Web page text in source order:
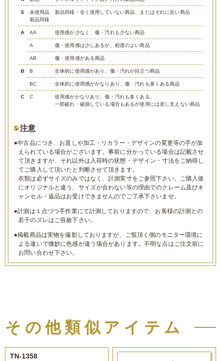
S
未使用品
新品同様
新品同様・全く使用していない商品、またはそれに近い商品
A AA 使用感が少なく、傷・汚れも少ない商品
A 傷・使用感は少しあるが、程度のよい商品
AB 傷・使用感がある商品
B B 全体的に使用感があり、傷・汚れが目立つ商品
BC 全体的に使用感がかなりあり、傷・汚れも多くある商品
C C
使用感がかなりあり、傷・汚れも多くある。
一部破れ・破損している場合もあるが使用には差し支えない商品
注意
●中古品につき、お直しや加工・リカラー・デザインの変更等の手が加
えられている場合がございます。事前に分かっている場合は記載させ
て頂きますが、それ以外は入荷時の状態・デザイン・寸法をご納得し
てご購入して頂いたと判断させて頂きます。
衣類は必ずサイズのみではなく、計測実寸をご参照下さい。ご購入後
にオリジナルと違う、サイズが合わない等の理由でのクレーム及びキ
ャンセル・返品はお受けできませんのでご了承下さいませ。
●計測は１点づつ手作業にて計測しておりますので、お客様の計測との
若干のズレはご容赦下さい。
●掲載商品は実物を撮影しておりますが、ご覧頂く側のモニター環境に
よる違いで微妙に色感が違う場合があります。不明な点はご注文前に
お問い合わせ下さい。
その他類似アイテム
TN-1358